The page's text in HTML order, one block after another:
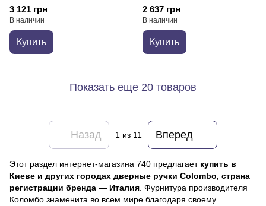
3 121 грн
В наличии
Купить
2 637 грн
В наличии
Купить
Показать еще 20 товаров
Назад 1 из 11 Вперед
Этот раздел интернет-магазина 740 предлагает купить в
Киеве и других городах дверные ручки Colombo, страна
регистрации бренда — Италия . Фурнитура производителя
Коломбо знаменита во всем мире благодаря своему